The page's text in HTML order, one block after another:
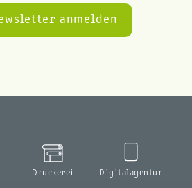
Druckerei Digitalagentur